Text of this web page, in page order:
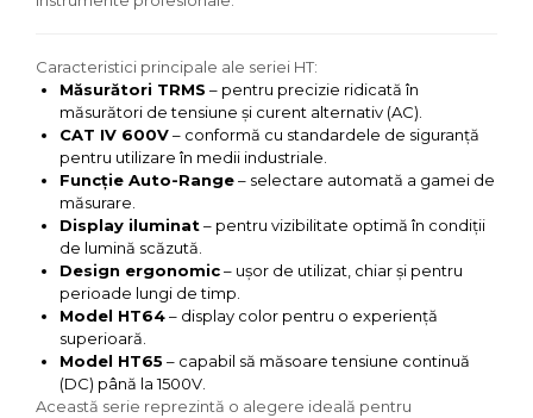
Caracteristici principale ale seriei HT:
Măsurători TRMS – pentru precizie ridicată în
măsurători de tensiune și curent alternativ (AC).
CAT IV 600V– conformă cu standardele de siguranță
pentru utilizare în medii industriale.
Funcție Auto-Range– selectare automată a gamei de
măsurare.
Display iluminat– pentru vizibilitate optimă în condiții
de lumină scăzută.
Design ergonomic– ușor de utilizat, chiar și pentru
perioade lungi de timp.
Model HT64– display color pentru o experiență
superioară.
Model HT65 – capabil să măsoare tensiune continuă
(DC) până la 1500V.
Această serie reprezintă o alegere ideală pentru